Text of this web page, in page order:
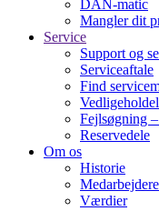
DAN-matic
Mangler dit
Service
Support og
Serviceaftale
Find
Fejlsøgning
Reservedele
Om os
Historie
Medarbejdere
Værdier